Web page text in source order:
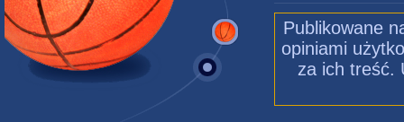
Publikowane
opiniami
za ich treść.